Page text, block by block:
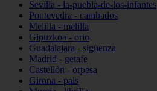
Sevilla - la-puebla-de-los-infantes
Pontevedra - cambados
Melilla - melilla
Gipuzkoa - orio
Guadalajara - sigüenza
Madrid - getafe
Castellón - orpesa
Girona - pals